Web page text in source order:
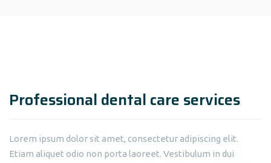
Professional dental care services
Lorem ipsum dolor sit amet, consectetur adipiscing elit.
Etiam aliquet odio non porta laoreet. Vestibulum in dui